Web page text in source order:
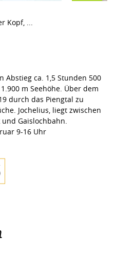
Kopf, ...
Abstieg ca. 1,5 Stunden 500
m Seehöhe. Über dem
durch das Piengtal zu
Jochelius, liegt zwischen
und Gaislochbahn.
9-16 Uhr